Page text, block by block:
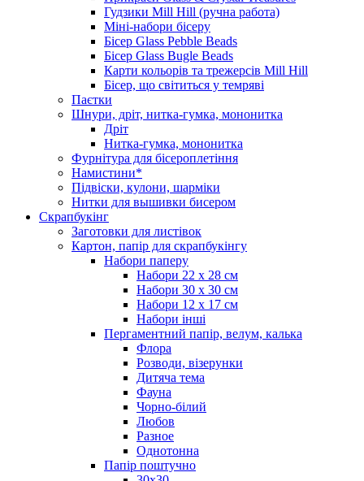
Гудзики Mill Hill (ручна работа)
Міні-набори бісеру
Бісер Glass Pebble Beads
Бісер Glass Bugle Beads
Карти кольорів та трежерсів Mill Hill
Бісер, що світиться у темряві
Паєтки
Шнури, дріт, нитка-гумка, мононитка
Дріт
Нитка-гумка, мононитка
Фурнітура для бісероплетіння
Намистини*
Підвіски, кулони, шарміки
Нитки для вышивки бисером
Скрапбукінг
Заготовки для листівок
Картон, папір для скрапбукінгу
Набори паперу
Набори 22 х 28 см
Набори 30 х 30 см
Набори 12 х 17 см
Набори інші
Пергаментний папір, велум, калька
Флора
Розводи, візерунки
Дитяча тема
Фауна
Чорно-білий
Любов
Разное
Однотонна
Папір поштучно